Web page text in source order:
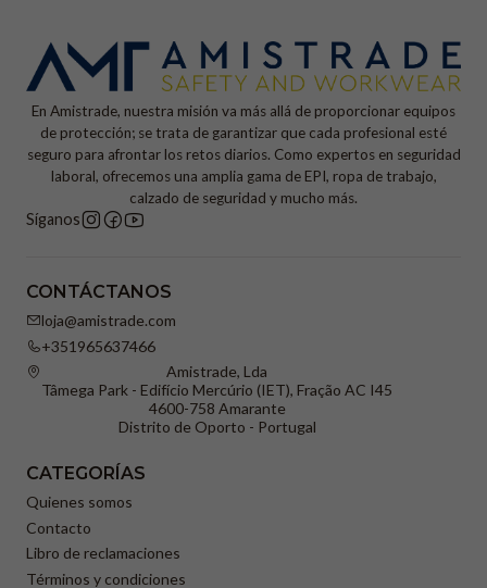
En Amistrade, nuestra misión va más allá de proporcionar equipos
de protección; se trata de garantizar que cada profesional esté
seguro para afrontar los retos diarios. Como expertos en seguridad
laboral, ofrecemos una amplia gama de EPI, ropa de trabajo,
calzado de seguridad y mucho más.
Síganos
CONTÁCTANOS
loja@amistrade.com
+351965637466
Amistrade, Lda
Tâmega Park - Edifício Mercúrio (IET), Fração AC I45
4600-758 Amarante
Distrito de Oporto - Portugal
CATEGORÍAS
Quienes somos
Contacto
Libro de reclamaciones
Términos y condiciones